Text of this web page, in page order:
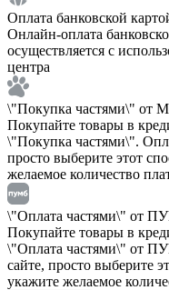
Оплата банковской
Онлайн-оплата
осуществляется с
центра
\"Покупка частями\" от
Покупайте товары в
\"Покупка частями\".
просто выберите этот
желаемое количество
\"Оплата частями\" от
Покупайте товары в
\"Оплата частями\" от
сайте, просто выберите
укажите желаемое